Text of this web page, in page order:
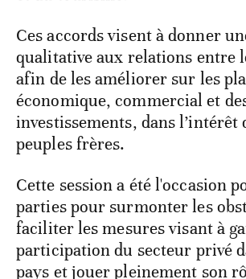
Ces accords visent à donner
qualitative aux relations entre
afin de les améliorer sur les
économique, commercial et
investissements, dans l’intérêt
peuples frères.
Cette session a été l'occasion
parties pour surmonter les
faciliter les mesures visant à
participation du secteur privé
pays et jouer pleinement son